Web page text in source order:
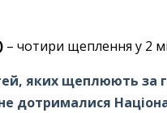
– ​чотири щеплення у 2
яких щеплюють за
дотрималися